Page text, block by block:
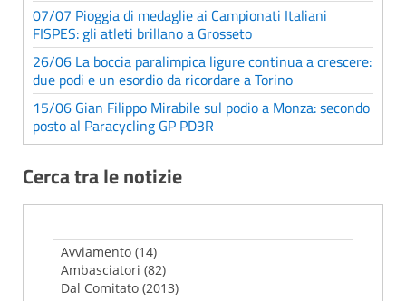
07/07 Pioggia di medaglie ai Campionati Italiani
FISPES: gli atleti brillano a Grosseto
26/06 La boccia paralimpica ligure continua a crescere:
due podi e un esordio da ricordare a Torino
15/06 Gian Filippo Mirabile sul podio a Monza: secondo
posto al Paracycling GP PD3R
Cerca tra le notizie